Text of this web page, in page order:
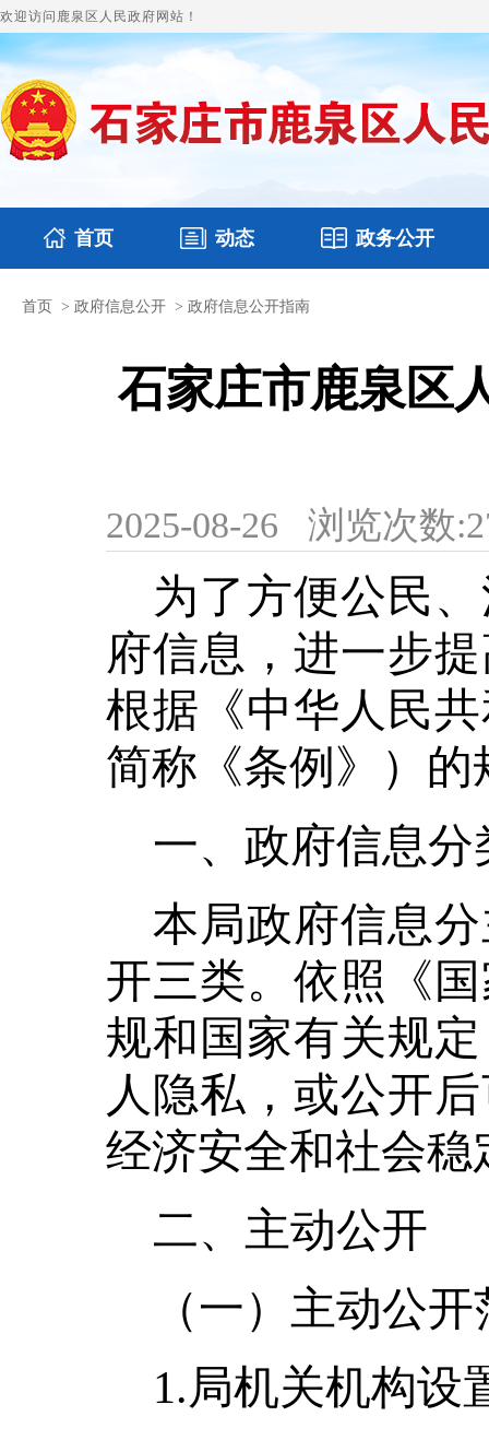
欢迎访问鹿泉区人民政府网站！
首页 动态
国务要闻 鹿泉要闻
政务公开
本区文件
首页 > 政府信息公开 > 政府信息公开指南
石家庄市鹿泉区
2025-08-26 浏览次数:
为了方便公民
府信息，进一步
根据《中华人民
简称《条例》）
一、政府信息分
本局政府信息
开三类。依照《
规和国家有关规
人隐私，或公开
经济安全和社会
二、主动公开
（一）主动公
1.局机关机构设